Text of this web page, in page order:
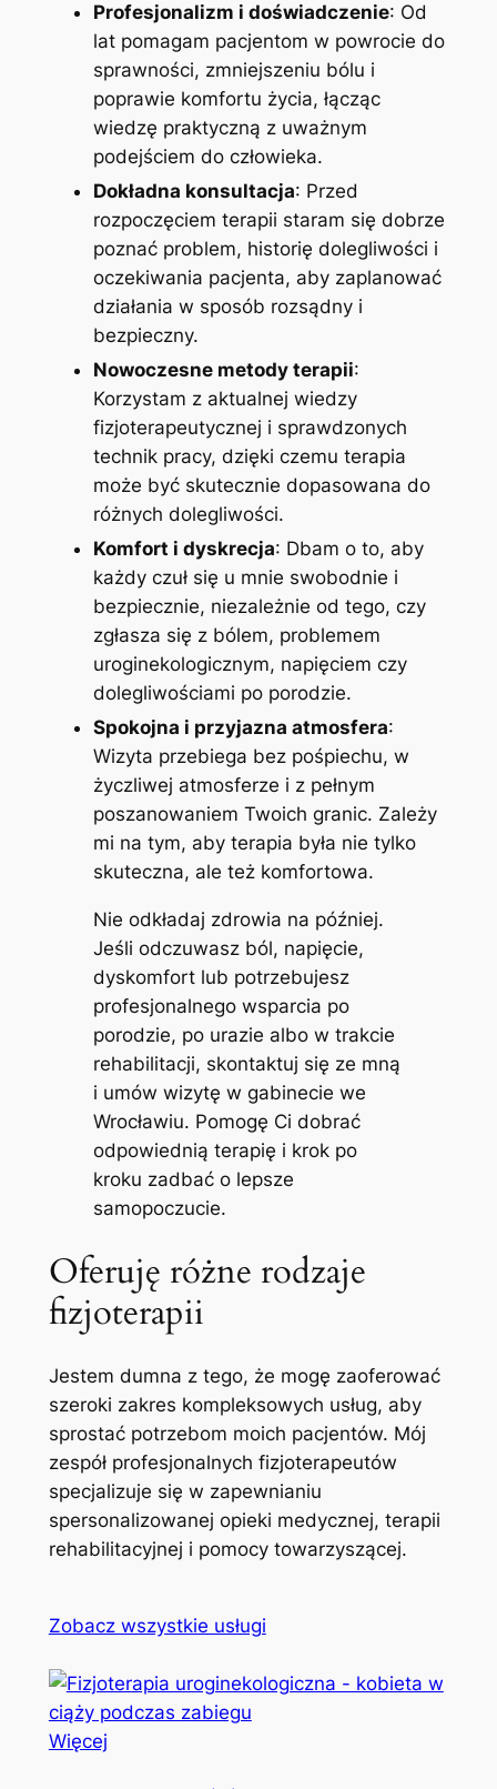
Profesjonalizm i doświadczenie: Od
lat pomagam pacjentom w powrocie do
sprawności, zmniejszeniu bólu i
poprawie komfortu życia, łącząc
wiedzę praktyczną z uważnym
podejściem do człowieka.
Dokładna konsultacja: Przed
rozpoczęciem terapii staram się dobrze
poznać problem, historię dolegliwości i
oczekiwania pacjenta, aby zaplanować
działania w sposób rozsądny i
bezpieczny.
Nowoczesne metody terapii:
Korzystam z aktualnej wiedzy
fizjoterapeutycznej i sprawdzonych
technik pracy, dzięki czemu terapia
może być skutecznie dopasowana do
różnych dolegliwości.
Komfort i dyskrecja: Dbam o to, aby
każdy czuł się u mnie swobodnie i
bezpiecznie, niezależnie od tego, czy
zgłasza się z bólem, problemem
uroginekologicznym, napięciem czy
dolegliwościami po porodzie.
Spokojna i przyjazna atmosfera:
Wizyta przebiega bez pośpiechu, w
życzliwej atmosferze i z pełnym
poszanowaniem Twoich granic. Zależy
mi na tym, aby terapia była nie tylko
skuteczna, ale też komfortowa.
Nie odkładaj zdrowia na później.
Jeśli odczuwasz ból, napięcie,
dyskomfort lub potrzebujesz
profesjonalnego wsparcia po
porodzie, po urazie albo w trakcie
rehabilitacji, skontaktuj się ze mną
i umów wizytę w gabinecie we
Wrocławiu. Pomogę Ci dobrać
odpowiednią terapię i krok po
kroku zadbać o lepsze
samopoczucie.
Oferuję różne rodzaje
fizjoterapii
Jestem dumna z tego, że mogę zaoferować
szeroki zakres kompleksowych usług, aby
sprostać potrzebom moich pacjentów. Mój
zespół profesjonalnych fizjoterapeutów
specjalizuje się w zapewnianiu
spersonalizowanej opieki medycznej, terapii
rehabilitacyjnej i pomocy towarzyszącej.
Zobacz wszystkie usługi
Więcej